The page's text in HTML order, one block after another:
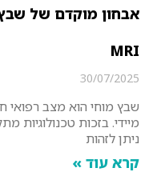
MRI
30/07/2025
שבץ מוחי הוא מצב רפואי
ניתן לזהות
קרא עוד »